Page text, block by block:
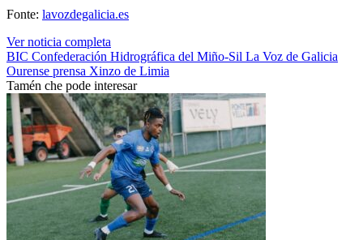
Fonte: lavozdegalicia.es
Ver noticia completa
BIC Confederación Hidrográfica del Miño-Sil La Voz de Galicia
Ourense prensa Xinzo de Limia
Tamén che pode interesar